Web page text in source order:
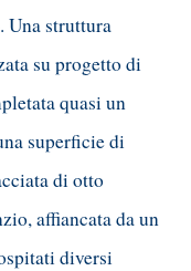
. Una struttura
su progetto di
quasi un
superficie di
di otto
affiancata da un
diversi